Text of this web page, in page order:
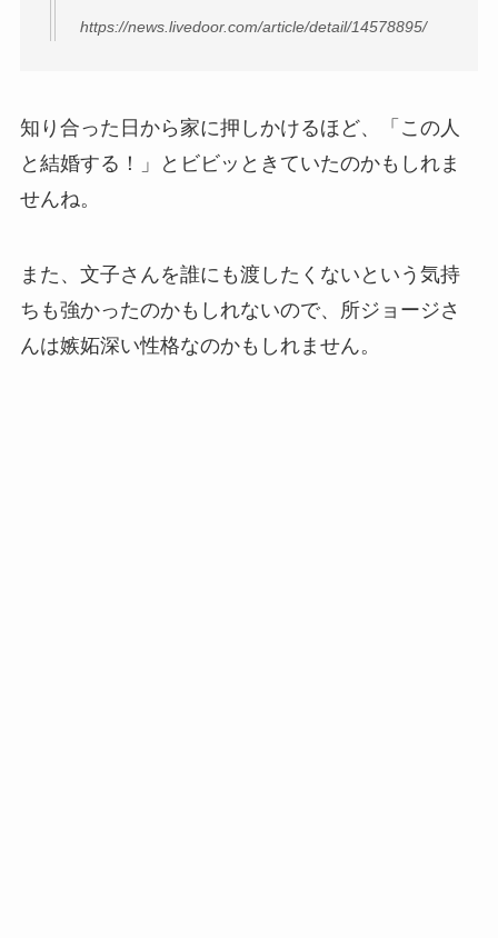
https://news.livedoor.com/article/detail/14578895/
知り合った日から家に押しかけるほど、「この人
と結婚する！」とビビッときていたのかもしれま
せんね。
また、文子さんを誰にも渡したくないという気持
ちも強かったのかもしれないので、所ジョージさ
んは嫉妬深い性格なのかもしれません。